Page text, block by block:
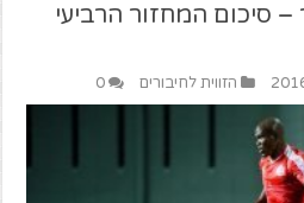
סיכום המחזור הרביעי
הזווית לחיבורים 0